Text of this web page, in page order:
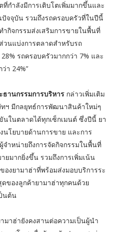
กำลังมีการเติบโตเพิ่มมากขึ้นและ
จจุบัน รวมถึงรถครอบครัวที่ในปีนี้
กิจกรรมส่งเสริมการขายในพื้นที่
วนแบ่งการตลาดสำหรับรถ
รถครอบครัวมากกว่า 7% และ
า 24%”
ธานกรรมการบริหาร กล่าวเพิ่มเติม
ทฯ มีกลยุทธ์การพัฒนาสินค้าใหม่ๆ
นในตลาดได้ทุกเซ็กเมนต์ ซึ่งปีนี้ ยา
โยบายด้านการขาย และการ
จำหน่ายถึงการจัดกิจกรรมในพื้นที่
ยมากยิ่งขึ้น รวมถึงการเพิ่มเน้น
องยามาฮ่าที่พร้อมส่งมอบบริการระ
ดของลูกค้ายามาฮ่าทุกคนด้วย
นต้น
มาฮ่ายังคงสานต่อความเป็นผู้นำ